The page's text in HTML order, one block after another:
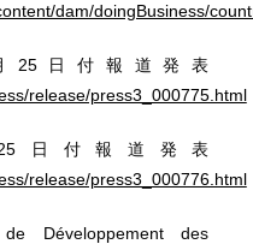
dam/doingBusiness/
25日付報道発表
release/press3_000775.html
日付報道発表
release/press3_000776.html
Développement des